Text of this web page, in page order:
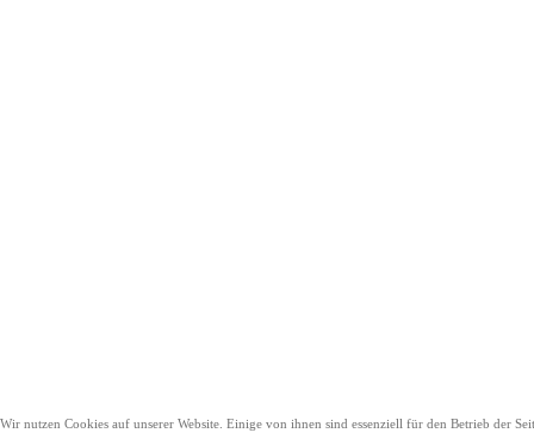
Wir nutzen Cookies auf unserer Website. Einige von ihnen sind essenziell für den Betrieb der